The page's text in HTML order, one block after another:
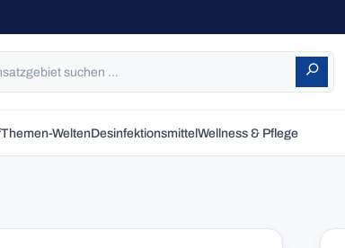
Themen-WeltenDesinfektionsmittelWellness & Pflege